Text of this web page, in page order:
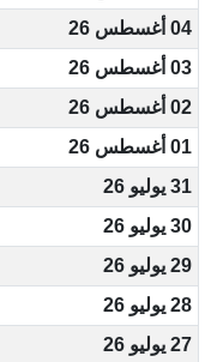
04 أغسطس 26
03 أغسطس 26
02 أغسطس 26
01 أغسطس 26
31 يوليو 26
30 يوليو 26
29 يوليو 26
28 يوليو 26
27 يوليو 26